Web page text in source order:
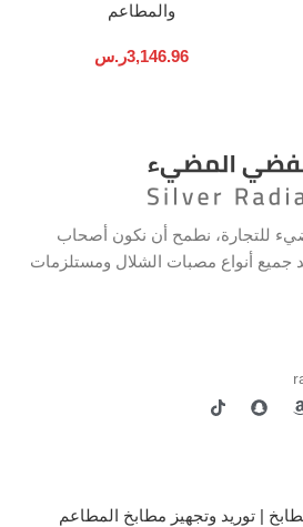
والمطاعم
3,146.96ر.س
للتجارة، نطمح أن نكون أصحاب
جميع أنواع مصبات الشلال ومستلزمات
| توريد وتجهيز مطابخ المطاعم